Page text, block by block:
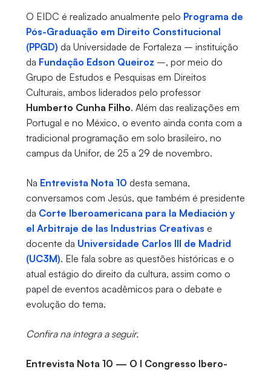
O EIDC é realizado anualmente pelo Programa de
Pós-Graduação em Direito Constitucional
(PPGD) da Universidade de Fortaleza – instituição
da Fundação Edson Queiroz –, por meio do
Grupo de Estudos e Pesquisas em Direitos
Culturais, ambos liderados pelo professor
Humberto Cunha Filho. Além das realizações em
Portugal e no México, o evento ainda conta com a
tradicional programação em solo brasileiro, no
campus da Unifor, de 25 a 29 de novembro.
Na Entrevista Nota 10 desta semana,
conversamos com Jesús, que também é presidente
da Corte Iberoamericana para la Mediación y
el Arbitraje de las Industrias Creativas e
docente da Universidade Carlos III de Madrid
(UC3M). Ele fala sobre as questões históricas e o
atual estágio do direito da cultura, assim como o
papel de eventos acadêmicos para o debate e
evolução do tema.
Confira na íntegra a seguir.
Entrevista Nota 10 — O I Congresso Ibero-